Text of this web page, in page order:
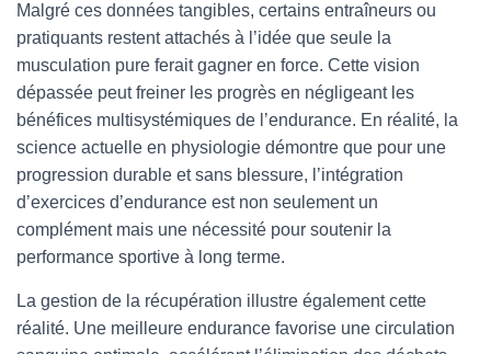
Malgré ces données tangibles, certains entraîneurs ou
pratiquants restent attachés à l’idée que seule la
musculation pure ferait gagner en force. Cette vision
dépassée peut freiner les progrès en négligeant les
bénéfices multisystémiques de l’endurance. En réalité, la
science actuelle en physiologie démontre que pour une
progression durable et sans blessure, l’intégration
d’exercices d’endurance est non seulement un
complément mais une nécessité pour soutenir la
performance sportive à long terme.
La gestion de la récupération illustre également cette
réalité. Une meilleure endurance favorise une circulation